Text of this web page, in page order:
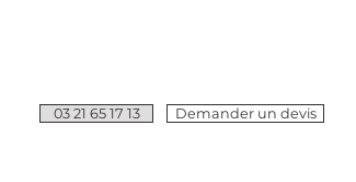
03 21 65 17 13 Demander un devis